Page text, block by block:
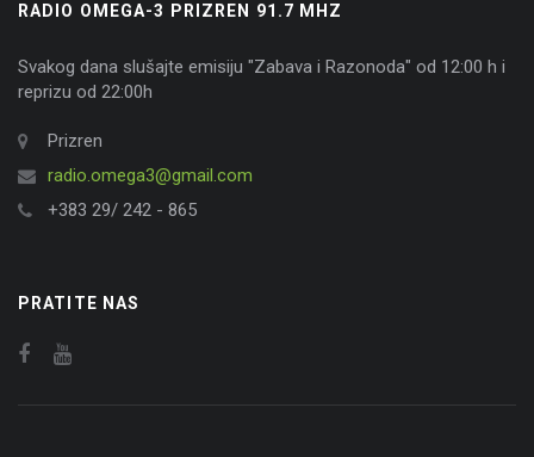
RADIO OMEGA-3 PRIZREN 91.7 MHZ
Svakog dana slušajte emisiju "Zabava i Razonoda" od 12:00 h i
reprizu od 22:00h
Prizren
radio.omega3@gmail.com
+383 29/ 242 - 865
PRATITE NAS